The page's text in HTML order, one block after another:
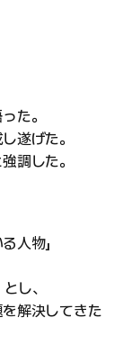
た。
遂げた。
調した。
人物」
し、
を解決してきた